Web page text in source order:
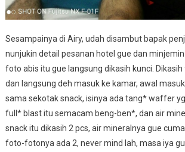
Sesampainya di Airy, udah disambut bapak
nunjukin detail pesanan hotel gue dan
foto abis itu gue langsung dikasih kunci.
dan langsung deh masuk ke kamar, awal
sama sekotak snack, isinya ada tang* waffer
full* blast itu semacam beng-ben*, dan air
snack itu dikasih 2 pcs, air mineralnya gue
foto-fotonya ada 2, never mind lah, masa iya